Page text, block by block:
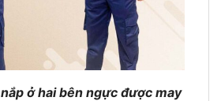
ở hai bên ngực được may